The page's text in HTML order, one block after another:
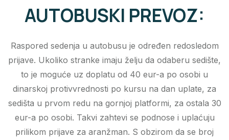
AUTOBUSKI PREVOZ:
Raspored sedenja u autobusu je određen redosledom
prijave. Ukoliko stranke imaju želju da odaberu sedište,
to je moguće uz doplatu od 40 eur-a po osobi u
dinarskoj protivvrednosti po kursu na dan uplate, za
sedišta u prvom redu na gornjoj platformi, za ostala 30
eur-a po osobi. Takvi zahtevi se podnose i uplaćuju
prilikom prijave za aranžman. S obzirom da se broj